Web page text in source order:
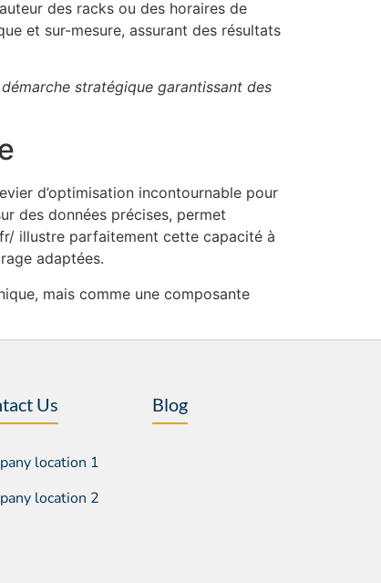
des racks ou des horaires de
et sur-mesure, assurant des résultats
stratégique garantissant des
d’optimisation incontournable pour
des données précises, permet
illustre parfaitement cette capacité à
adaptées.
mais comme une composante
Us
location 1
location 2
Blog